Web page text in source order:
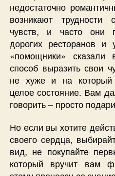
недостаточно
возникают
чувств, и часто они
дорогих ресторанов и
«помощники»
способ выразить свои
не хуже и на который
целое состояние. Вам
говорить – просто
Но если вы хотите
своего сердца,
вид, не покупайте
который вручит вам